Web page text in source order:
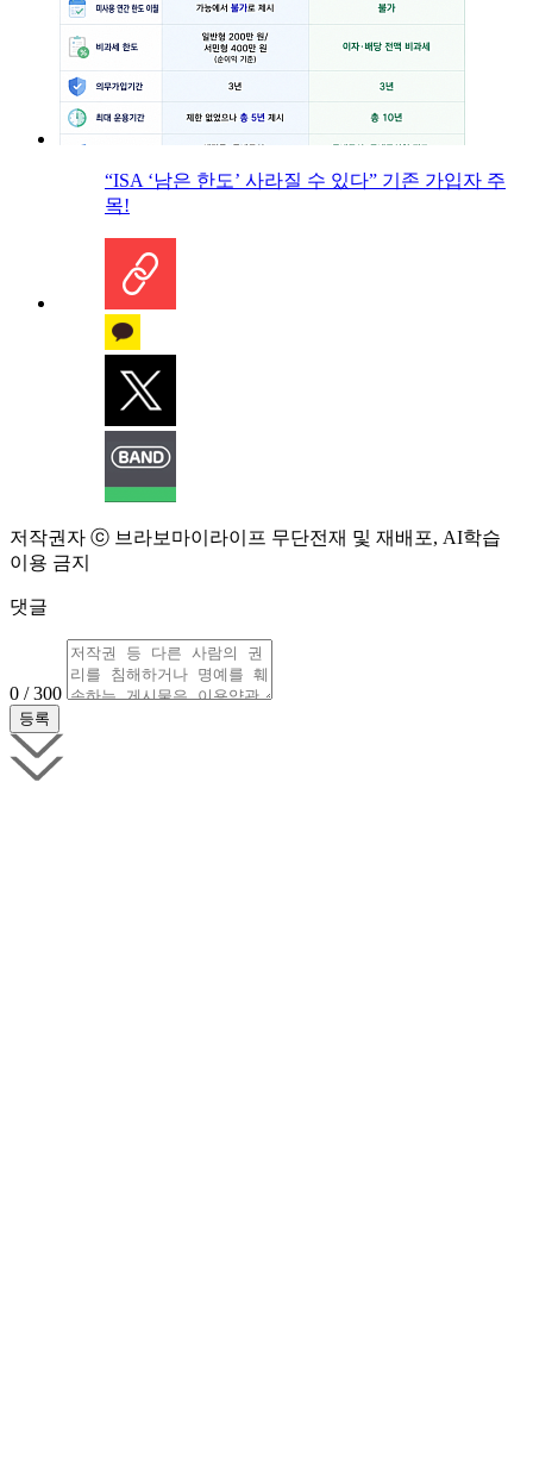
“ISA ‘남은 한도’ 사라질 수 있다” 기존 가입자 주
목!
저작권자 ⓒ 브라보마이라이프 무단전재 및 재배포, AI학습
이용 금지
댓글
0 / 300